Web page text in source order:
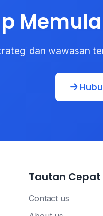
dan wawasan
Tautan Cepat
Contact us